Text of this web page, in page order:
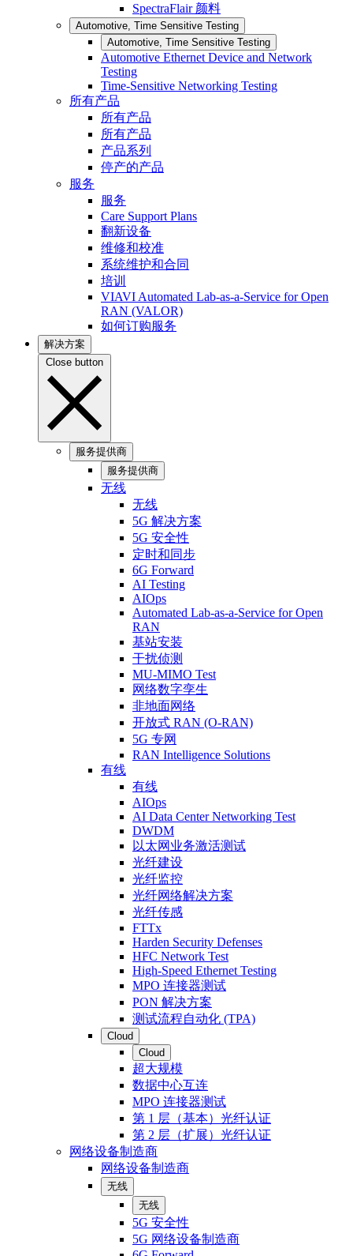
SpectraFlair 颜料
Automotive, Time Sensitive Testing
Automotive, Time Sensitive Testing
Automotive Ethernet Device and Network
Testing
Time-Sensitive Networking Testing
所有产品
所有产品
所有产品
产品系列
停产的产品
服务
服务
Care Support Plans
翻新设备
维修和校准
系统维护和合同
培训
VIAVI Automated Lab-as-a-Service for Open
RAN (VALOR)
如何订购服务
解决方案
Close button
服务提供商
服务提供商
无线
无线
5G 解决方案
5G 安全性
定时和同步
6G Forward
AI Testing
AIOps
Automated Lab-as-a-Service for Open
RAN
基站安装
干扰侦测
MU-MIMO Test
网络数字孪生
非地面网络
开放式 RAN (O-RAN)
5G 专网
RAN Intelligence Solutions
有线
有线
AIOps
AI Data Center Networking Test
DWDM
以太网业务激活测试
光纤建设
光纤监控
光纤网络解决方案
光纤传感
FTTx
Harden Security Defenses
HFC Network Test
High-Speed Ethernet Testing
MPO 连接器测试
PON 解决方案
测试流程自动化 (TPA)
Cloud
Cloud
超大规模
数据中心互连
MPO 连接器测试
第 1 层（基本）光纤认证
第 2 层（扩展）光纤认证
网络设备制造商
网络设备制造商
无线
无线
5G 安全性
5G 网络设备制造商